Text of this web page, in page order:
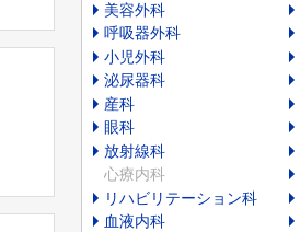
美容外科
呼吸器外科
小児外科
泌尿器科
産科
眼科
放射線科
心療内科
リハビリテーション科
血液内科